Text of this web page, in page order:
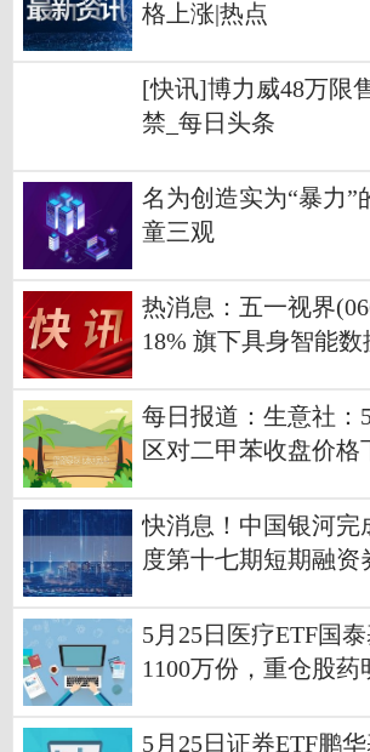
格上涨|热点
[快讯]博力威48万限
禁_每日头条
名为创造实为“暴力”
童三观
热消息：五一视界
18% 旗下具身智能数
每日报道：生意社：
区对二甲苯收盘价格
快消息！中国银河完
度第十七期短期融资
5月25日医疗ETF国
1100万份，重仓股
5月25日证券ETF鹏